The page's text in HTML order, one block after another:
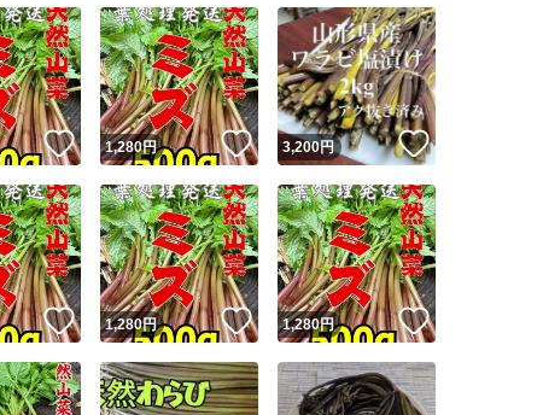
ユーザーの実績について
Yahoo!フリマが定めた一定の基準を満たしたユーザーにバッ
安心取引出品者
いいね！
1,280円 いいね！
3,200円 いいね！
いいね！
1,280円 いいね！
1,280円 いいね！